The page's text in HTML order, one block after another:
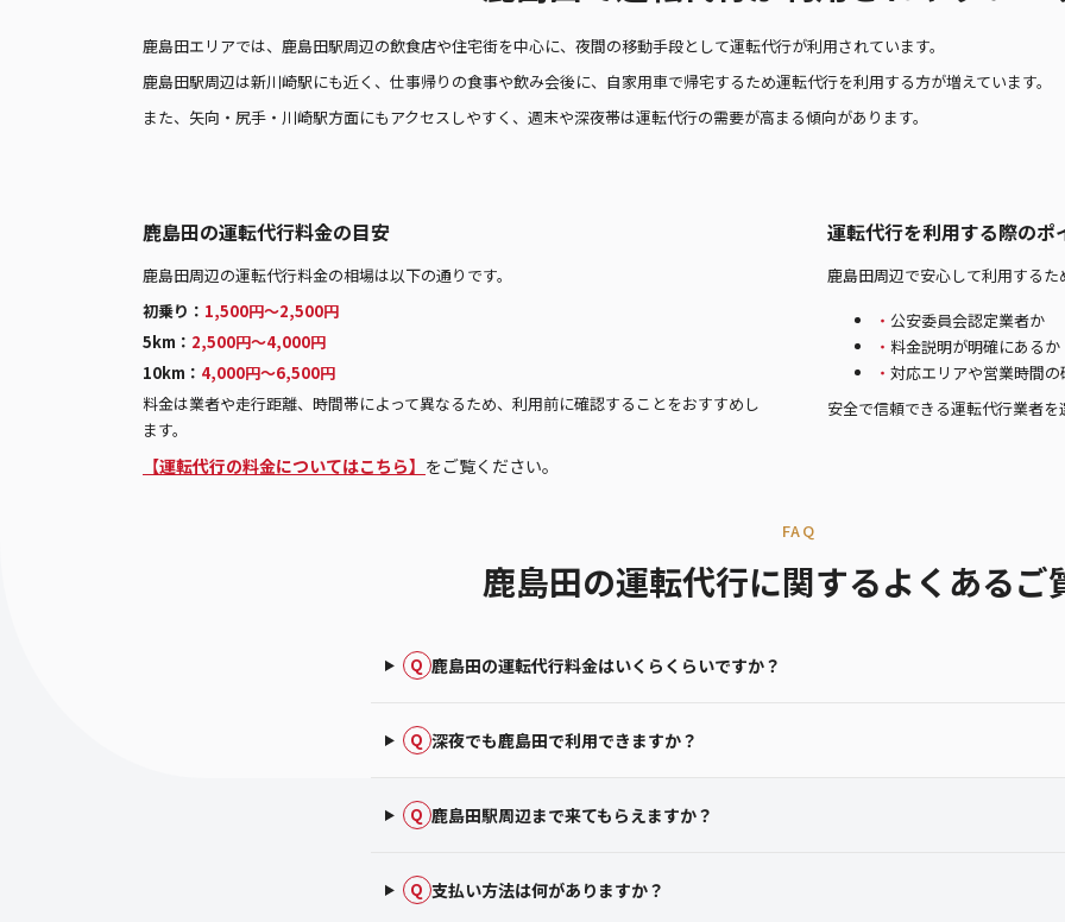
鹿島田エリアでは、鹿島田駅周辺の飲食店や住宅街を中心に、夜間の移動手段として運転代行が利用されています。
鹿島田駅周辺は新川崎駅にも近く、仕事帰りの食事や飲み会後に、自家用車で帰宅するため運転代行を利用する方が増えています。
また、矢向・尻手・川崎駅方面にもアクセスしやすく、週末や深夜帯は運転代行の需要が高まる傾向があります。
鹿島田の運転代行料金の目安
鹿島田周辺の運転代行料金の相場は以下の通りです。
初乗り： 1,500円〜2,500円
5km： 2,500円〜4,000円
10km： 4,000円〜6,500円
料金は業者や走行距離、時間帯によって異なるため、利用前に確認することをおすすめし
ます。
【運転代行の料金についてはこちら】 をご覧ください。
運転代行を利用する際のポ
鹿島田周辺で安心して利用する
公安委員会認定業者か
料金説明が明確にあるか
対応エリアや営業時間の
安全で信頼できる運転代行業者
FAQ
鹿島田の運転代行に関するよくあるご
Q 鹿島田の運転代行料金はいくらくらいですか？
Q 深夜でも鹿島田で利用できますか？
Q 鹿島田駅周辺まで来てもらえますか？
Q 支払い方法は何がありますか？